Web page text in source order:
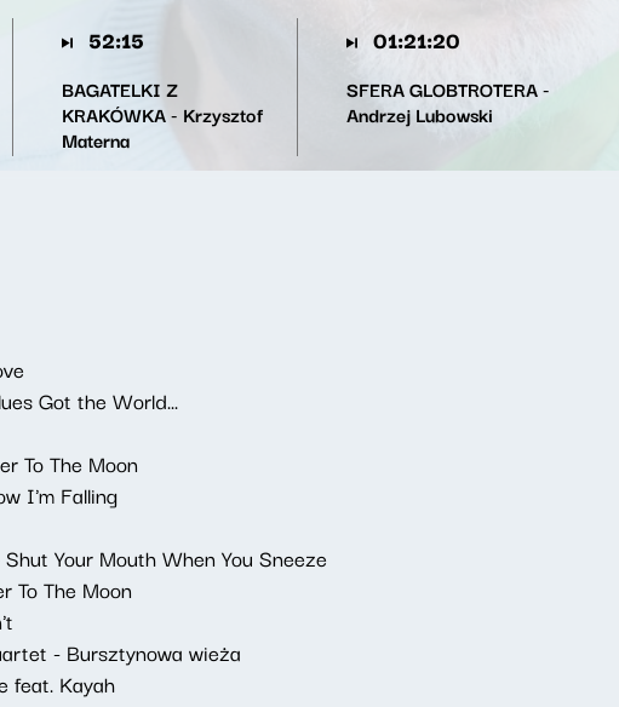
52:15
BAGATELKI Z
KRAKÓWKA - Krzysztof
Materna
01:21:20
SFERA GLOBTROTERA -
Andrzej Lubowski
Got the World...
To The Moon
I'm Falling
Your Mouth When You Sneeze
To The Moon
- Bursztynowa wieża
feat. Kayah